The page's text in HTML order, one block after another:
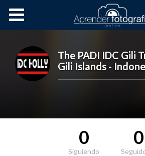
Cursos OnLine
The PADI IDC Gili
Gili Islands -
0
Siguiendo
0